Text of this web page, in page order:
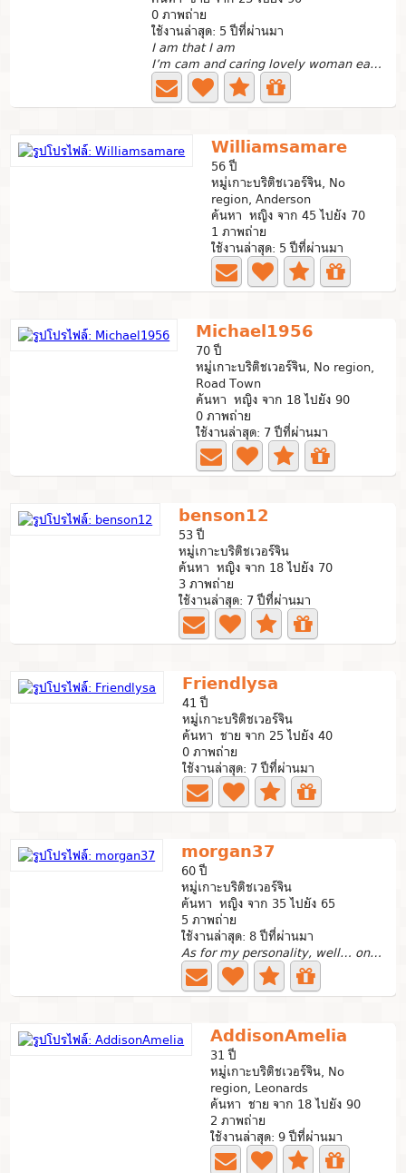
0 ภาพถ่าย
ใช้งานล่าสุด: 5 ปีที่ผ่านมา
I am that I am
I’m cam and caring lovely woman easy going type.
Williamsamare
56 ปี
หมู่เกาะบริติชเวอร์จิน, No
region, Anderson
ค้นหา หญิง จาก 45 ไปยัง 70
1 ภาพถ่าย
ใช้งานล่าสุด: 5 ปีที่ผ่านมา
Michael1956
70 ปี
หมู่เกาะบริติชเวอร์จิน, No region,
Road Town
ค้นหา หญิง จาก 18 ไปยัง 90
0 ภาพถ่าย
ใช้งานล่าสุด: 7 ปีที่ผ่านมา
benson12
53 ปี
หมู่เกาะบริติชเวอร์จิน
ค้นหา หญิง จาก 18 ไปยัง 70
3 ภาพถ่าย
ใช้งานล่าสุด: 7 ปีที่ผ่านมา
Friendlysa
41 ปี
หมู่เกาะบริติชเวอร์จิน
ค้นหา ชาย จาก 25 ไปยัง 40
0 ภาพถ่าย
ใช้งานล่าสุด: 7 ปีที่ผ่านมา
morgan37
60 ปี
หมู่เกาะบริติชเวอร์จิน
ค้นหา หญิง จาก 35 ไปยัง 65
5 ภาพถ่าย
ใช้งานล่าสุด: 8 ปีที่ผ่านมา
As for my personality, well… one thing for sure, I am an...
AddisonAmelia
31 ปี
หมู่เกาะบริติชเวอร์จิน, No
region, Leonards
ค้นหา ชาย จาก 18 ไปยัง 90
2 ภาพถ่าย
ใช้งานล่าสุด: 9 ปีที่ผ่านมา